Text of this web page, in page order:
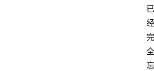
已
经
完
全
忘